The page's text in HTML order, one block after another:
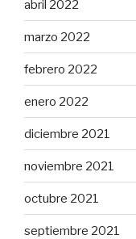
abril 2022
marzo 2022
febrero 2022
enero 2022
diciembre 2021
noviembre 2021
octubre 2021
septiembre 2021